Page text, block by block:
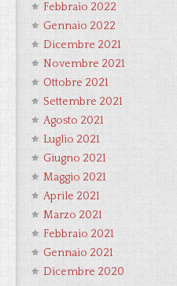
Febbraio 2022
Gennaio 2022
Dicembre 2021
Novembre 2021
Ottobre 2021
Settembre 2021
Agosto 2021
Luglio 2021
Giugno 2021
Maggio 2021
Aprile 2021
Marzo 2021
Febbraio 2021
Gennaio 2021
Dicembre 2020